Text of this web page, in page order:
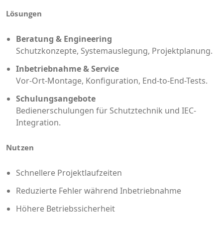
Lösungen
Beratung & Engineering
Schutzkonzepte, Systemauslegung, Projektplanung.
Inbetriebnahme & Service
Vor-Ort-Montage, Konfiguration, End-to-End-Tests.
Schulungsangebote
Bedienerschulungen für Schutztechnik und IEC-
Integration.
Nutzen
Schnellere Projektlaufzeiten
Reduzierte Fehler während Inbetriebnahme
Höhere Betriebssicherheit